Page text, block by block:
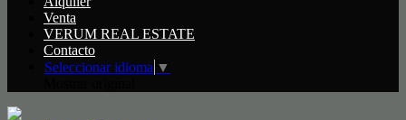
Venta
VERUM REAL ESTATE
Contacto
Seleccionar idioma ▼